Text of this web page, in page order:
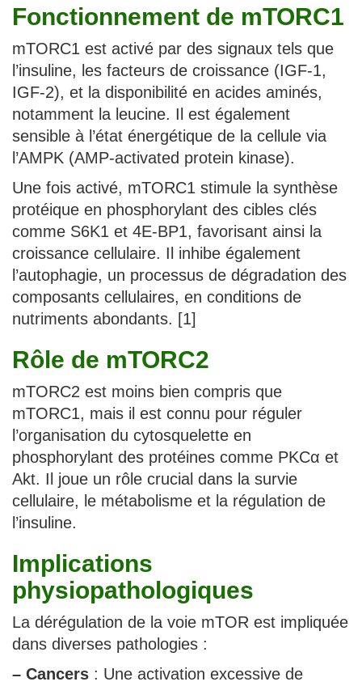
Fonctionnement de mTORC1
mTORC1 est activé par des signaux tels que
l’insuline, les facteurs de croissance (IGF-1,
IGF-2), et la disponibilité en acides aminés,
notamment la leucine. Il est également
sensible à l’état énergétique de la cellule via
l’AMPK (AMP-activated protein kinase).
Une fois activé, mTORC1 stimule la synthèse
protéique en phosphorylant des cibles clés
comme S6K1 et 4E-BP1, favorisant ainsi la
croissance cellulaire. Il inhibe également
l’autophagie, un processus de dégradation des
composants cellulaires, en conditions de
nutriments abondants. [1]
Rôle de mTORC2
mTORC2 est moins bien compris que
mTORC1, mais il est connu pour réguler
l’organisation du cytosquelette en
phosphorylant des protéines comme PKCα et
Akt. Il joue un rôle crucial dans la survie
cellulaire, le métabolisme et la régulation de
l’insuline.
Implications
physiopathologiques
La dérégulation de la voie mTOR est impliquée
dans diverses pathologies :
– Cancers : Une activation excessive de